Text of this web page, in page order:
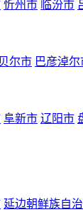
忻州市 临汾市
尔市 巴彦淖尔
阜新市 辽阳市
延边朝鲜族自